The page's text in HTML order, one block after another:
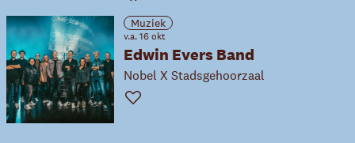
Muziek
v.a. 16 okt
Edwin Evers Band
Nobel X Stadsgehoorzaal
Favoriet